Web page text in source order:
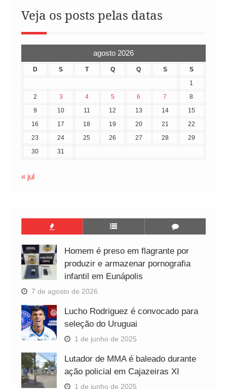
Veja os posts pelas datas
agosto 2026
D S T Q Q S
S
1
2
3 4 5 6 7
8
9
10 11 12 13 14
15
16
17 18 19 20 21
22
23
24 25 26 27 28
29
30
31
« jul
Homem é preso em flagrante por
produzir e armazenar pornografia
infantil em Eunápolis
7 de agosto de 2026
Lucho Rodriguez é convocado para
seleção do Uruguai
1 de junho de 2025
Lutador de MMA é baleado durante
ação policial em Cajazeiras XI
1 de junho de 2025